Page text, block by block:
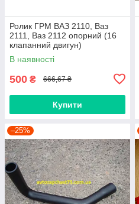
Ролик ГРМ ВАЗ 2110, Ваз
2111, Ваз 2112 опорний (16
клапанний двигун)
В наявності
500 ₴ 666,67 ₴
Купити
–25%